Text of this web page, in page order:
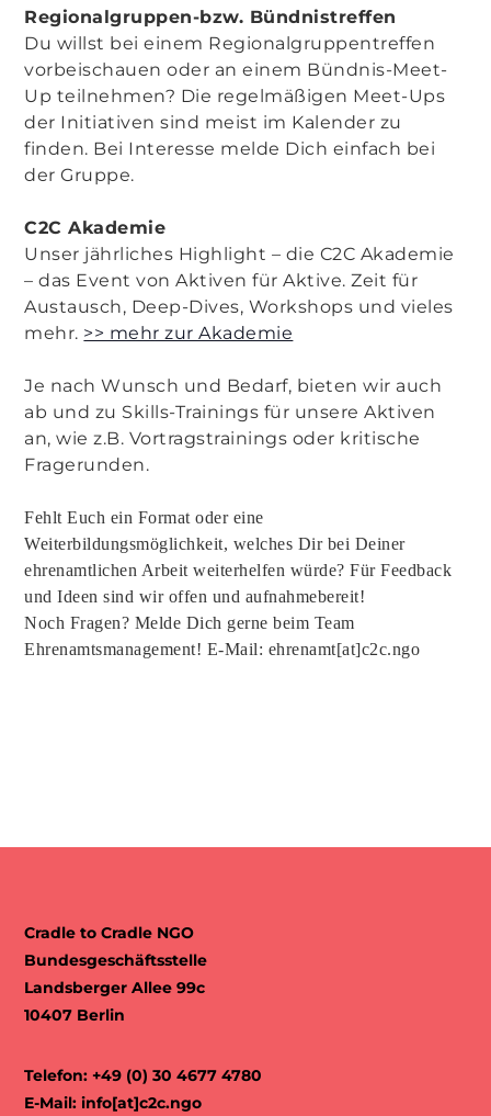
Regionalgruppen-bzw. Bündnistreffen
Du willst bei einem Regionalgruppentreffen
vorbeischauen oder an einem Bündnis-Meet-
Up teilnehmen? Die regelmäßigen Meet-Ups
der Initiativen sind meist im Kalender zu
finden. Bei Interesse melde Dich einfach bei
der Gruppe.
C2C Akademie
Unser jährliches Highlight – die C2C Akademie
– das Event von Aktiven für Aktive. Zeit für
Austausch, Deep-Dives, Workshops und vieles
mehr. >> mehr zur Akademie
Je nach Wunsch und Bedarf, bieten wir auch
ab und zu Skills-Trainings für unsere Aktiven
an, wie z.B. Vortragstrainings oder kritische
Fragerunden.
Fehlt Euch ein Format oder eine
Weiterbildungsmöglichkeit, welches Dir bei Deiner
ehrenamtlichen Arbeit weiterhelfen würde? Für Feedback
und Ideen sind wir offen und aufnahmebereit!
Noch Fragen? Melde Dich gerne beim Team
Ehrenamtsmanagement! E-Mail: ehrenamt[at]c2c.ngo
Cradle to Cradle NGO
Bundesgeschäftsstelle
Landsberger Allee 99c
10407 Berlin
Telefon: +49 (0) 30 4677 4780
E-Mail:info[at]c2c.ngo